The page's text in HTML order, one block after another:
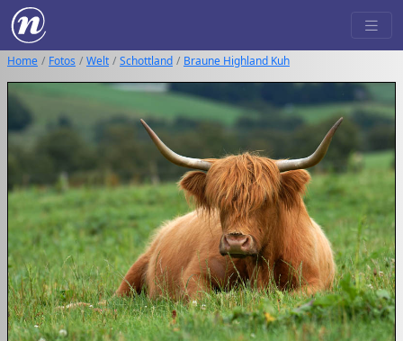
Home Fotos Welt Schottland Braune Highland Kuh